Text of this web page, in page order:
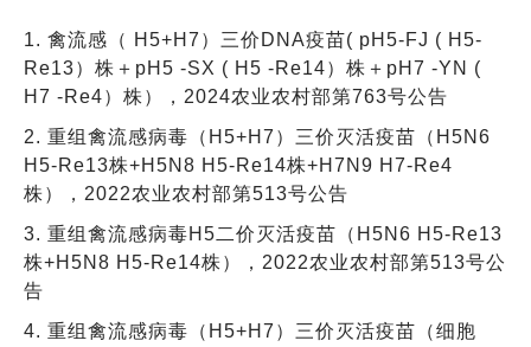
1. 禽流感（ H5+H7）三价DNA疫苗( pH5-FJ ( H5-
Re13）株＋pH5 -SX ( H5 -Re14）株＋pH7 -YN (
H7 -Re4）株），2024农业农村部第763号公告
2. 重组禽流感病毒（H5+H7）三价灭活疫苗（H5N6
H5-Re13株+H5N8 H5-Re14株+H7N9 H7-Re4
株），2022农业农村部第513号公告
3. 重组禽流感病毒H5二价灭活疫苗（H5N6 H5-Re13
株+H5N8 H5-Re14株），2022农业农村部第513号公
告
4. 重组禽流感病毒（H5+H7）三价灭活疫苗（细胞